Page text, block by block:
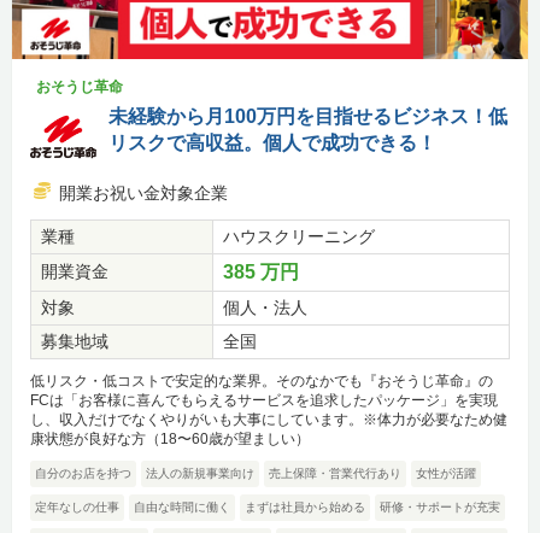
おそうじ革命
未経験から月100万円を目指せるビジネス！低
リスクで高収益。個人で成功できる！
開業お祝い金対象企業
業種
ハウスクリーニング
開業資金
385 万円
対象
個人・法人
募集地域
全国
低リスク・低コストで安定的な業界。そのなかでも『おそうじ革命』の
FCは「お客様に喜んでもらえるサービスを追求したパッケージ」を実現
し、収入だけでなくやりがいも大事にしています。※体力が必要なため健
康状態が良好な方（18〜60歳が望ましい）
自分のお店を持つ 法人の新規事業向け 売上保障・営業代行あり 女性が活躍
定年なしの仕事 自由な時間に働く まずは社員から始める 研修・サポートが充実